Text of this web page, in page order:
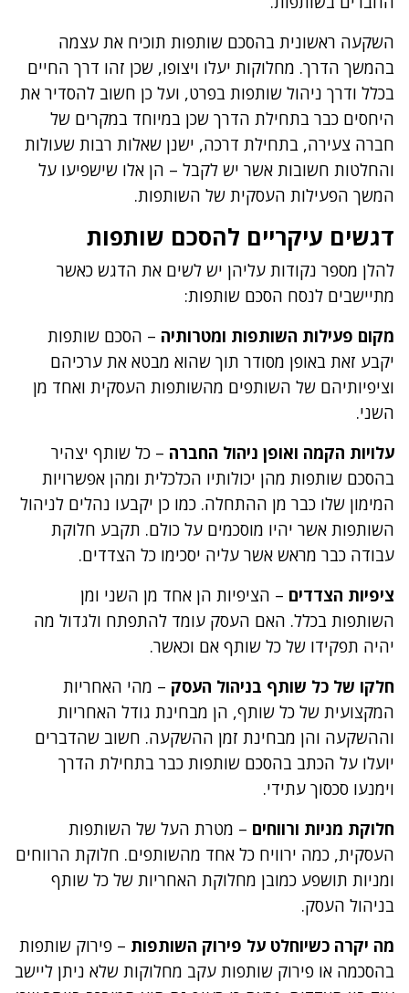
השקעה ראשונית בהסכם שותפות תוכיח את עצמה
בהמשך הדרך. מחלוקות יעלו ויצופו, שכן זהו דרך החיים
בכלל ודרך ניהול שותפות בפרט, ועל כן חשוב להסדיר את
היחסים כבר בתחילת הדרך שכן במיוחד במקרים של
חברה צעירה, בתחילת דרכה, ישנן שאלות רבות שעולות
והחלטות חשובות אשר יש לקבל – הן אלו שישפיעו על
המשך הפעילות העסקית של השותפות.
דגשים עיקריים להסכם שותפות
להלן מספר נקודות עליהן יש לשים את הדגש כאשר
מתיישבים לנסח הסכם שותפות:
מקום פעילות השותפות ומטרותיה – הסכם שותפות
יקבע זאת באופן מסודר תוך שהוא מבטא את ערכיהם
וציפיותיהם של השותפים מהשותפות העסקית ואחד מן
השני.
עלויות הקמה ואופן ניהול החברה – כל שותף יצהיר
בהסכם שותפות מהן יכולותיו הכלכלית ומהן אפשרויות
המימון שלו כבר מן ההתחלה. כמו כן יקבעו נהלים לניהול
השותפות אשר יהיו מוסכמים על כולם. תקבע חלוקת
עבודה כבר מראש אשר עליה יסכימו כל הצדדים.
ציפיות הצדדים – הציפיות הן אחד מן השני ומן
השותפות בכלל. האם העסק עומד להתפתח ולגדול מה
יהיה תפקידו של כל שותף אם וכאשר.
חלקו של כל שותף בניהול העסק – מהי האחריות
המקצועית של כל שותף, הן מבחינת גודל האחריות
וההשקעה והן מבחינת זמן ההשקעה. חשוב שהדברים
יועלו על הכתב בהסכם שותפות כבר בתחילת הדרך
וימנעו סכסוך עתידי.
חלוקת מניות ורווחים – מטרת העל של השותפות
העסקית, כמה ירוויח כל אחד מהשותפים. חלוקת הרווחים
ומניות תושפע כמובן מחלוקת האחריות של כל שותף
בניהול העסק.
מה יקרה כשיוחלט על פירוק השותפות – פירוק שותפות
בהסכמה או פירוק שותפות עקב מחלוקות שלא ניתן ליישב